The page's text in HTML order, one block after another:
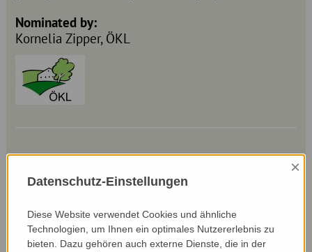
Nominated by:
Kornelia Zipper, ÖKL
Datenschutz-Einstellungen
×
Diese Website verwendet Cookies und ähnliche
Technologien, um Ihnen ein optimales Nutzererlebnis zu
bieten. Dazu gehören auch externe Dienste, die in der